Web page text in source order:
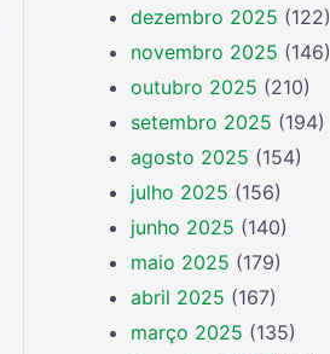
dezembro 2025 (122)
novembro 2025 (146)
outubro 2025 (210)
setembro 2025 (194)
agosto 2025 (154)
julho 2025 (156)
junho 2025 (140)
maio 2025 (179)
abril 2025 (167)
março 2025 (135)